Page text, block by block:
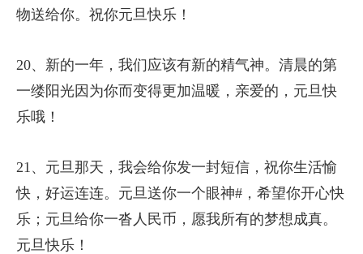
物送给你。祝你元旦快乐！
20、新的一年，我们应该有新的精气神。清晨的第
一缕阳光因为你而变得更加温暖，亲爱的，元旦快
乐哦！
21、元旦那天，我会给你发一封短信，祝你生活愉
快，好运连连。元旦送你一个眼神#，希望你开心快
乐；元旦给你一沓人民币，愿我所有的梦想成真。
元旦快乐！